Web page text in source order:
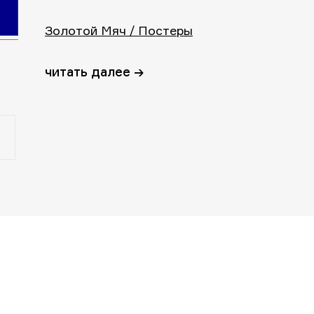
Золотой Мяч / Постеры
читать далее →